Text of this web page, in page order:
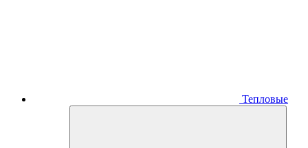
Тепловые